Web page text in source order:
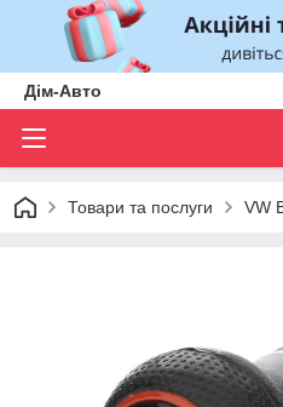
Дім-Авто
Товари та послуги VW